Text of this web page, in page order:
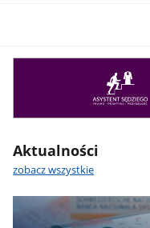
Aktualności
zobacz wszystkie